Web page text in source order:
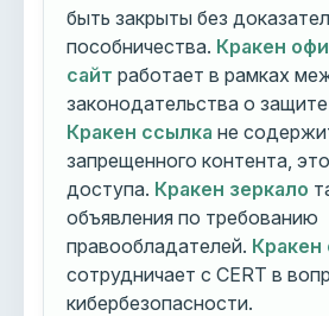
быть закрыты без
пособничества. Кракен
сайт работает в рамках
законодательства о
Кракен ссылка не
запрещенного контента,
доступа. Кракен зеркало
объявления по требованию
правообладателей. Кракен
сотрудничает с CERT в
кибербезопасности.